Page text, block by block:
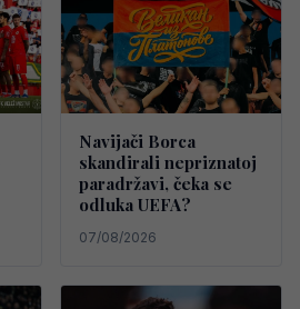
Navijači Borca
skandirali nepriznatoj
paradržavi, čeka se
odluka UEFA?
07/08/2026